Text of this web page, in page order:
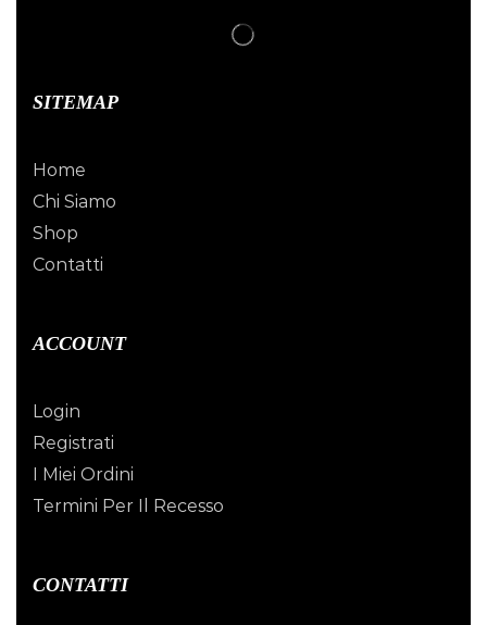
SITEMAP
Home
Chi Siamo
Shop
Contatti
ACCOUNT
Login
Registrati
I Miei Ordini
Termini Per Il Recesso
CONTATTI